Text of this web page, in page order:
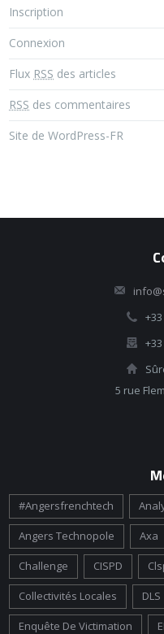
Inscription
Connexion
Flux RSS des articles
RSS des commentaires
Site de WordPress-FR
5 rue
#angersfrenchtech
Angers Technopole Axa
Challenge CISPD
Collectivités Locales DLS
Enquête De Victimation